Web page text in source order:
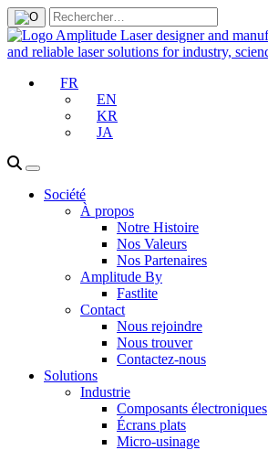
FR
EN
KR
JA
Société
À propos
Notre Histoire
Nos Valeurs
Nos Partenaires
Amplitude By
Fastlite
Contact
Nous rejoindre
Nous trouver
Contactez-nous
Solutions
Industrie
Composants électroniques
Écrans plats
Micro-usinage